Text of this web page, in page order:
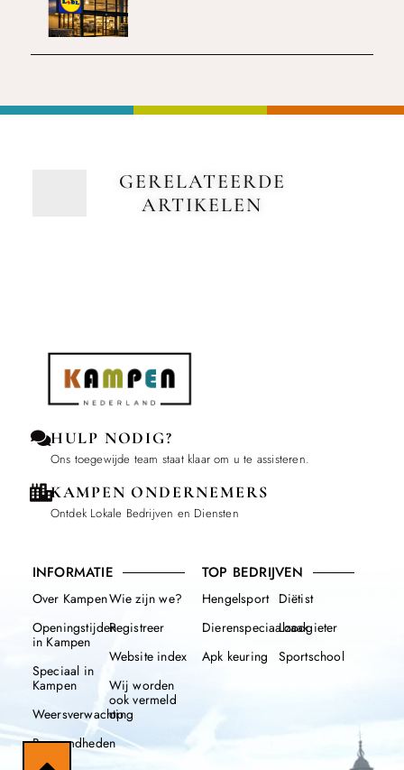
GERELATEERDE
ARTIKELEN
HULP NODIG?
Ons toegewijde team staat klaar om u te assisteren.
KAMPEN ONDERNEMERS
Ontdek Lokale Bedrijven en Diensten
INFORMATIE
Over Kampen
Openingstijden
in Kampen
Speciaal in
Kampen
Weersverwachting
Beroemdheden
Wie zijn we?
Registreer
Website index
Wij worden
ook vermeld
op
TOP BEDRIJVEN
Hengelsport
Dierenspeciaalzaak
Apk keuring
Diëtist
Loodgieter
Sportschool